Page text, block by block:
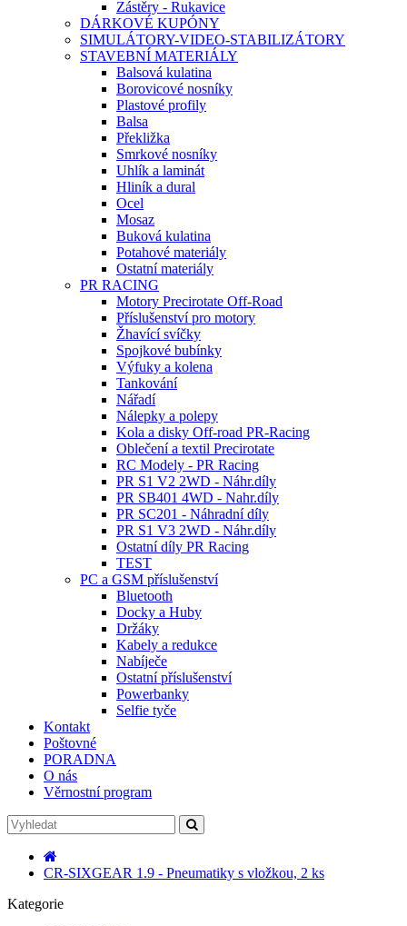
Zástěry - Rukavice
DÁRKOVÉ KUPÓNY
SIMULÁTORY-VIDEO-STABILIZÁTORY
STAVEBNÍ MATERIÁLY
Balsová kulatina
Borovicové nosníky
Plastové profily
Balsa
Překližka
Smrkové nosníky
Uhlík a laminát
Hliník a dural
Ocel
Mosaz
Buková kulatina
Potahové materiály
Ostatní materiály
PR RACING
Motory Precirotate Off-Road
Příslušenství pro motory
Žhavící svíčky
Spojkové bubínky
Výfuky a kolena
Tankování
Nářadí
Nálepky a polepy
Kola a disky Off-road PR-Racing
Oblečení a textil Precirotate
RC Modely - PR Racing
PR S1 V2 2WD - Náhr.díly
PR SB401 4WD - Nahr.díly
PR SC201 - Náhradní díly
PR S1 V3 2WD - Náhr.díly
Ostatní díly PR Racing
TEST
PC a GSM příslušenství
Bluetooth
Docky a Huby
Držáky
Kabely a redukce
Nabíječe
Ostatní příslušenství
Powerbanky
Selfie tyče
Kontakt
Poštovné
PORADNA
O nás
Věrnostní program
CR-SIXGEAR 1.9 - Pneumatiky s vložkou, 2 ks
Kategorie